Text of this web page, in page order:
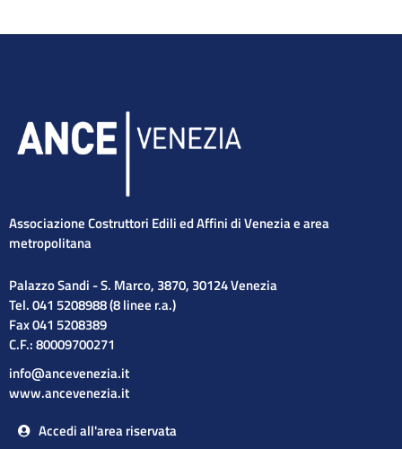
Associazione Costruttori Edili ed Affini di Venezia e area
metropolitana
Palazzo Sandi - S. Marco, 3870, 30124 Venezia
Tel. 041 5208988 (8 linee r.a.)
Fax 041 5208389
C.F.: 80009700271
info@ancevenezia.it
www.ancevenezia.it
Accedi all'area riservata